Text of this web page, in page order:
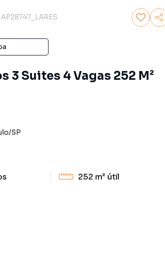
AP28747_LARES
Suites 4 Vagas 252 M²
/SP
252 m² útil